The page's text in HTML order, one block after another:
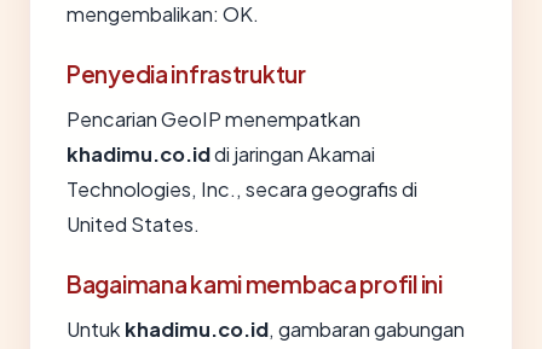
mengembalikan: OK.
Penyedia infrastruktur
Pencarian GeoIP menempatkan
khadimu.co.iddi jaringan Akamai
Technologies, Inc., secara geografis di
United States.
Bagaimana kami membaca profil ini
Untuk khadimu.co.id, gambaran gabungan